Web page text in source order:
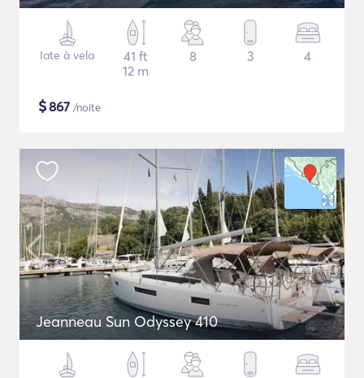
Iate à vela
41 ft
12 m
8 3 4
$867 /noite
Jeanneau Sun Odyssey 410